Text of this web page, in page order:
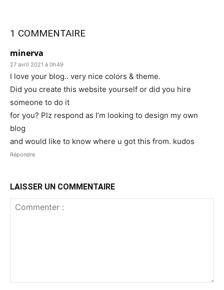
1 COMMENTAIRE
minerva
27 avril 2021 à 0h49
I love your blog.. very nice colors & theme.
Did you create this website yourself or did you hire
someone to do it
for you? Plz respond as I’m looking to design my own
blog
and would like to know where u got this from. kudos
Répondre
LAISSER UN COMMENTAIRE